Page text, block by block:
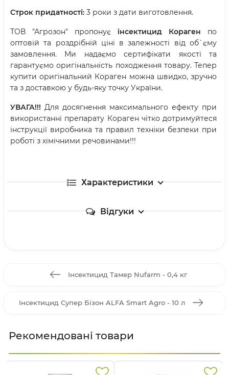
Строк придатності: 3 роки з дати виготовлення.
ТОВ "Агрозон" пропонує інсектицид Кораген по
оптовій та роздрібній ціні в залежності від об`єму
замовлення. Ми надаємо сертифікати якості та
гарантуємо оригінальність походження товару. Тепер
купити оригінальний Кораген можна швидко, зручно
та з доставкою у будь-яку точку України.
УВАГА!!! Для досягнення максимального ефекту при
використанні препарату Кораген чітко дотримуйтеся
інструкції виробника та правил техніки безпеки при
роботі з хімічними речовинами!!!
Характеристики
Відгуки
Інсектицид Тамер Nufarm - 0,4 кг
Інсектицид Супер Бізон ALFA Smart Agro - 10 л
Рекомендовані товари